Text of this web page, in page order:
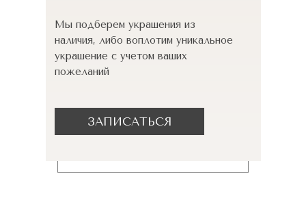
Мы подберем украшения из
наличия, либо воплотим уникальное
украшение с учетом ваших
пожеланий
ЗАПИСАТЬСЯ